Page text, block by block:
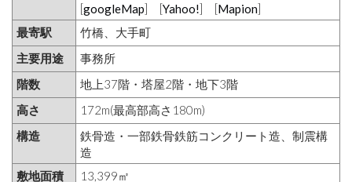
[googleMap] [Yahoo!] [Mapion]
最寄駅
竹橋、大手町
主要用途
事務所
階数
地上37階・塔屋2階・地下3階
高さ
172m(最高部高さ180m)
構造
鉄骨造・一部鉄骨鉄筋コンクリート造、制震構
造
敷地面積
13,399㎡